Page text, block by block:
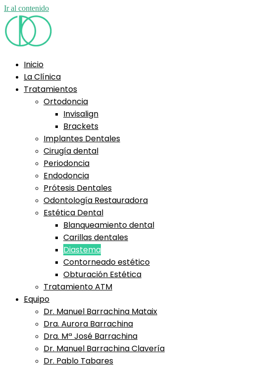
Ir al contenido
Inicio
La Clínica
Tratamientos
Ortodoncia
Invisalign
Brackets
Implantes Dentales
Cirugía dental
Periodoncia
Endodoncia
Prótesis Dentales
Odontología Restauradora
Estética Dental
Blanqueamiento dental
Carillas dentales
Diastema
Contorneado estético
Obturación Estética
Tratamiento ATM
Equipo
Dr. Manuel Barrachina Mataix
Dra. Aurora Barrachina
Dra. Mª José Barrachina
Dr. Manuel Barrachina Clavería
Dr. Pablo Tabares